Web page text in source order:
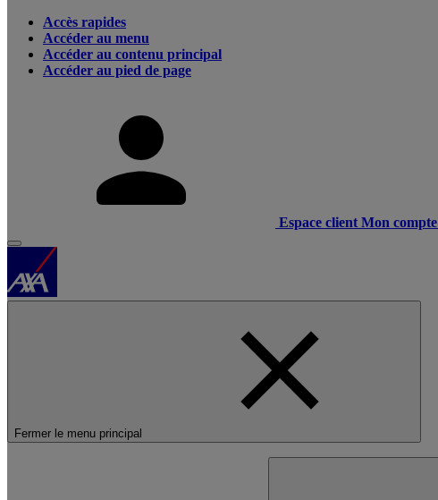
Accès rapides
Accéder au menu
Accéder au contenu principal
Accéder au pied de page
Espace client Mon compte
Fermer le menu principal